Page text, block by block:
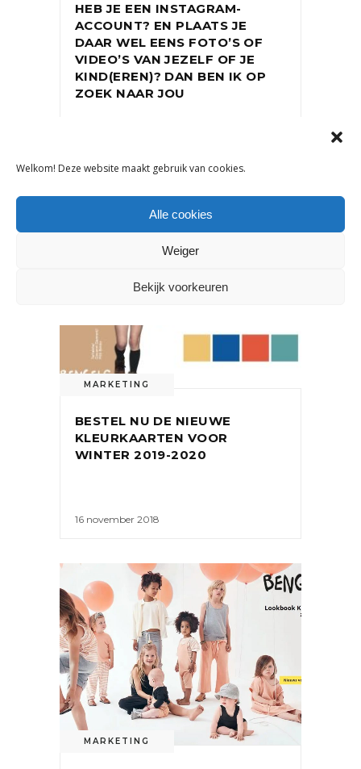
Welkom! Deze website maakt gebruik van cookies.
Alle cookies
Weiger
Bekijk voorkeuren
HEB JE EEN INSTAGRAM-
ACCOUNT? EN PLAATS JE
DAAR WEL EENS FOTO’S OF
VIDEO’S VAN JEZELF OF JE
KIND(EREN)? DAN BEN IK OP
ZOEK NAAR JOU
MARKETING
BESTEL NU DE NIEUWE
KLEURKAARTEN VOOR
WINTER 2019-2020
16 november 2018
MARKETING